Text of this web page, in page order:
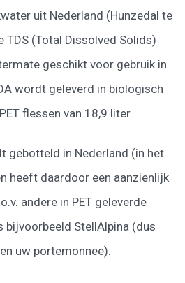
uit Nederland (Hunzedal te
TDS (Total Dissolved Solids)
geschikt voor gebruik in
wordt geleverd in biologisch
flessen van 18,9 liter.
gebotteld in Nederland (in het
heeft daardoor een aanzienlijk
andere in PET geleverde
bijvoorbeeld StellAlpina (dus
uw portemonnee).